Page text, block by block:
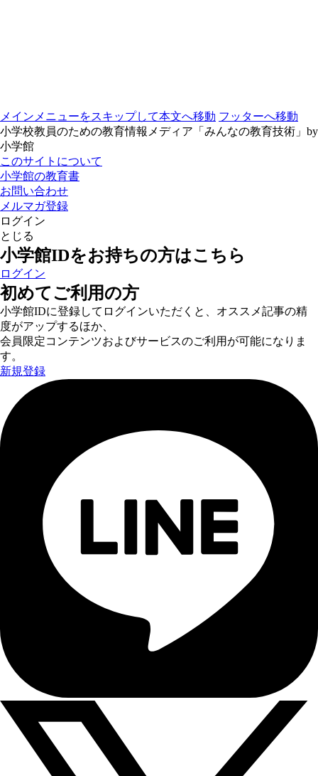
メインメニューをスキップして本文へ移動 フッターへ移動
小学校教員のための教育情報メディア「みんなの教育技術」by
小学館
このサイトについて
小学館の教育書
お問い合わせ
メルマガ登録
ログイン
とじる
小学館IDをお持ちの方はこちら
ログイン
初めてご利用の方
小学館IDに登録してログインいただくと、オススメ記事の精
度がアップするほか、
会員限定コンテンツおよびサービスのご利用が可能になりま
す。
新規登録